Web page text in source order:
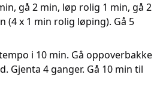
gå 2 min, løp rolig 1 min, gå 2
(4 x 1 min rolig løping). Gå 5
i 10 min. Gå oppoverbakke
Gjenta 4 ganger. Gå 10 min til